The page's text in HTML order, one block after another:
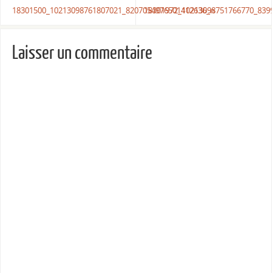
18301500_10213098761807021_8207054976501412636_n
Laisser un commentaire